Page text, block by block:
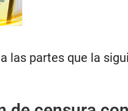
las partes que la